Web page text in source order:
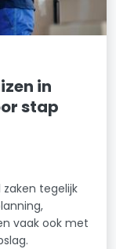
in
stap
tegelijk
vaak ook met